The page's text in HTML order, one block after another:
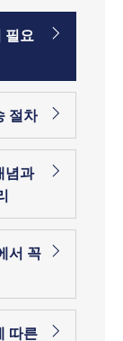
필요
절차
념과
서 꼭
따른